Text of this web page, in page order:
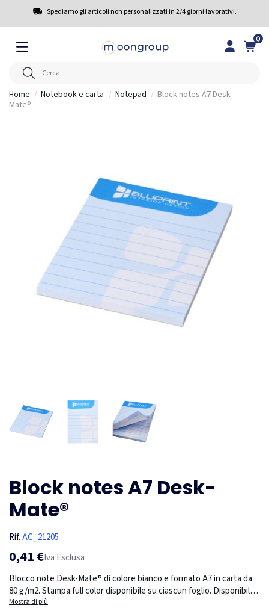
Spediamo gli articoli non personalizzati in 2/4 giorni lavorativi.
0
Home Notebook e carta Notepad
Block notes A7 Desk-
Mate®
Block notes A7 Desk-
Mate®
Rif.AC_21205
0,41 €Iva Esclusa
Blocco note Desk-Mate® di colore bianco e formato A7 in carta da
80 g/m2. Stampa full color disponibile su ciascun foglio. Disponibile
in 3 versioni (25/50/100 fogli).
Mostra di più